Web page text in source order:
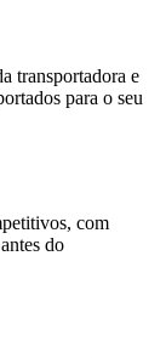
transportadora e
para o seu
com
do